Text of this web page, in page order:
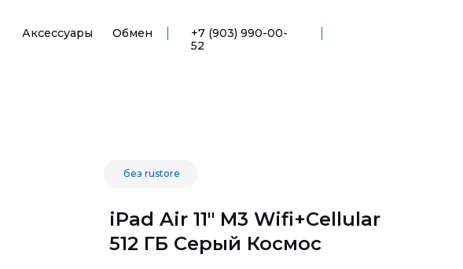
+7 (903) 990-00-
52
Аксессуары Обмен
iPad Air 11" M3 Wifi+Cellular
512 ГБ Серый Космос
без rustore